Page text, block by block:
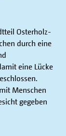
Osterholz-
durch eine
eine Lücke
Menschen
gegeben